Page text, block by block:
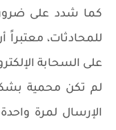
كما شدد على
للمحادثات،
على السحابة
لم تكن محمية
الإرسال لمرة